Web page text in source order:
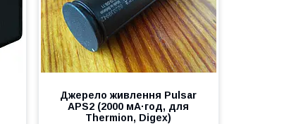
Джерело живлення Pulsar
APS2 (2000 мА·год, для
Thermion, Digex)